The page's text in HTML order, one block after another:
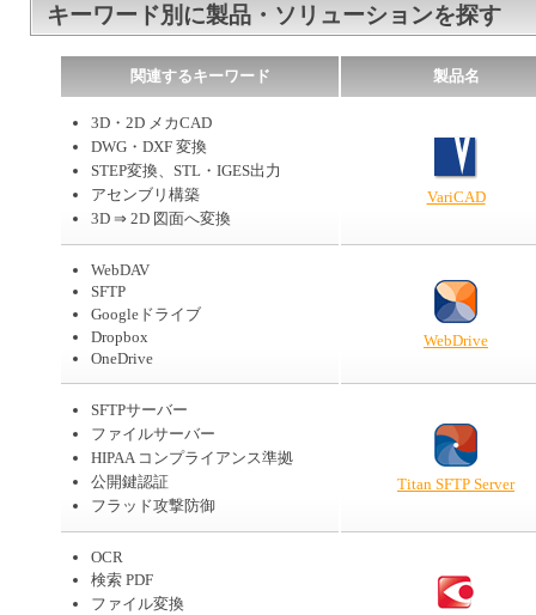
キーワード別に製品・ソリューションを探す
関連するキーワード 製品名
3D・2D メカCAD
DWG・DXF 変換
STEP変換、STL・IGES出力
アセンブリ構築
3D ⇒ 2D 図面へ変換
VariCAD
WebDAV
SFTP
Googleドライブ
Dropbox
OneDrive
WebDrive
SFTPサーバー
ファイルサーバー
HIPAA コンプライアンス準拠
公開鍵認証
フラッド攻撃防御
Titan SFTP Server
OCR
検索 PDF
ファイル変換